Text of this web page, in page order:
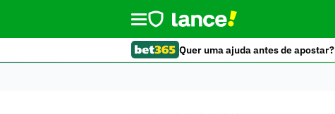
Quer uma ajuda antes de apostar?